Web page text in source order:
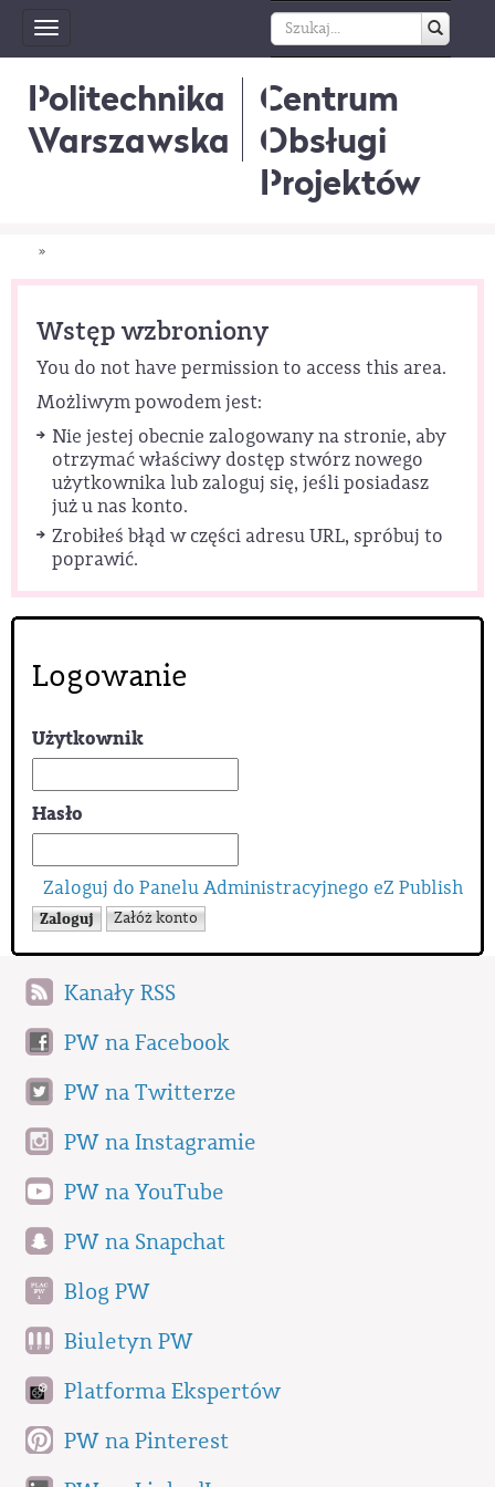
Toggle
navigation
Politechnika
Warszawska
Centrum
Obsługi
Projektów
»
Wstęp wzbroniony
You do not have permission to access this area.
Możliwym powodem jest:
Nie jestej obecnie zalogowany na stronie, aby
otrzymać właściwy dostęp stwórz nowego
użytkownika lub zaloguj się, jeśli posiadasz
już u nas konto.
Zrobiłeś błąd w części adresu URL, spróbuj to
poprawić.
Logowanie
Użytkownik
Hasło
Zaloguj do Panelu Administracyjnego eZ Publish
Kanały RSS
PW na Facebook
PW na Twitterze
PW na Instagramie
PW na YouTube
PW na Snapchat
Blog PW
Biuletyn PW
Platforma Ekspertów
PW na Pinterest